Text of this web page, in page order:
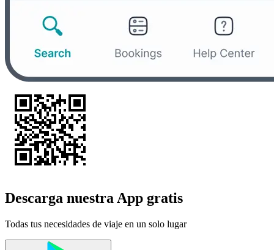
Descarga nuestra App gratis
Todas tus necesidades de viaje en un solo lugar